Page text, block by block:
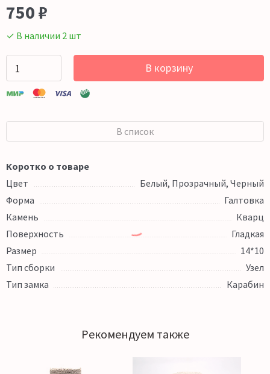
750 ₽
✓ В наличии 2 шт
В корзину
В список
Коротко о товаре
Цвет
Белый, Прозрачный, Черный
Форма
Галтовка
Камень
Кварц
Поверхность
Гладкая
Размер
14*10
Тип сборки
Узел
Тип замка
Карабин
Рекомендуем также